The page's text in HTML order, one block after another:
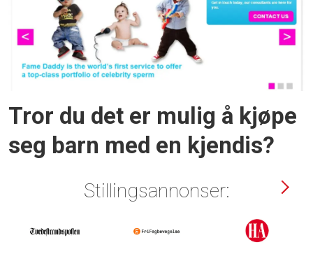
Tror du det er mulig å kjøpe
seg barn med en kjendis?
Stillingsannonser: